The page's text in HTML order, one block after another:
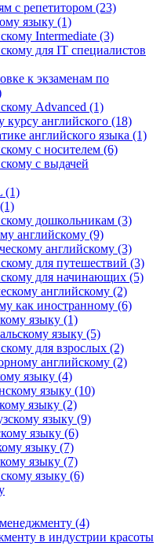
с репетитором (23)
языку (1)
Intermediate (3)
для IT специалистов
к экзаменам по
Advanced (1)
английского (18)
английского языка (1)
с носителем (6)
с выдачей
(1)
дошкольникам (3)
английскому (9)
английскому (3)
для путешествий (3)
для начинающих (5)
английскому (2)
как иностранному (6)
языку (1)
языку (5)
для взрослых (2)
английскому (2)
языку (4)
языку (10)
языку (2)
языку (9)
языку (6)
языку (7)
языку (7)
языку (6)
(4)
в индустрии красоты